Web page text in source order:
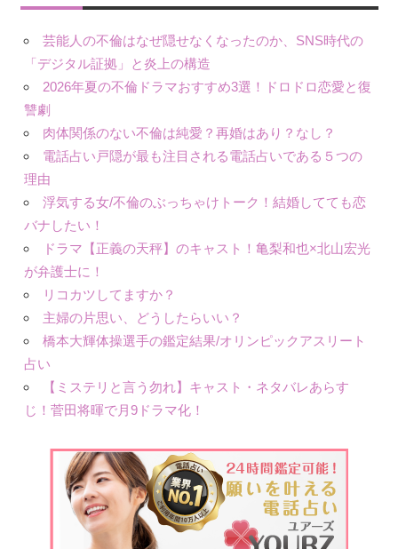
芸能人の不倫はなぜ隠せなくなったのか、SNS時代の
「デジタル証拠」と炎上の構造
2026年夏の不倫ドラマおすすめ3選！ドロドロ恋愛と復
讐劇
肉体関係のない不倫は純愛？再婚はあり？なし？
電話占い戸隠が最も注目される電話占いである５つの
理由
浮気する女/不倫のぶっちゃけトーク！結婚してても恋
バナしたい！
ドラマ【正義の天秤】のキャスト！亀梨和也×北山宏光
が弁護士に！
リコカツしてますか？
主婦の片思い、どうしたらいい？
橋本大輝体操選手の鑑定結果/オリンピックアスリート
占い
【ミステリと言う勿れ】キャスト・ネタバレあらす
じ！菅田将暉で月9ドラマ化！